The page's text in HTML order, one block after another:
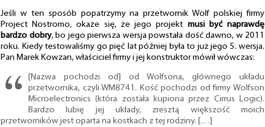
Jeśli w ten sposób popatrzymy na przetwornik Wolf polskiej firmy
Project Nostromo, okaże się, że jego projekt musi być naprawdę
bardzo dobry, bo jego pierwsza wersja powstała dość dawno, w 2011
roku. Kiedy testowaliśmy go pięć lat później była to już jego 5. wersja.
Pan Marek Kowzan, właściciel firmy i jej konstruktor mówił wówczas:
[Nazwa pochodzi od] od Wolfsona, głównego układu
przetwornika, czyli WM8741. Kość pochodzi od firmy Wolfson
Microelectronics (która została kupiona przez Cirrus Logic).
Bardzo lubię jej układy, zresztą większość moich
przetworników jest oparta na kostkach z tej rodziny. […]